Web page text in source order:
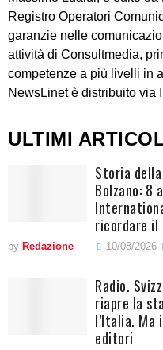
Registro Operatori
garanzie nelle
attività di Consultmedia,
competenze a più livelli in
NewsLinet è distribuito via
ULTIMI
Storia
Bolzano: 8
ricordare il
by Redazione 10/08/2026
Radio.
riapre la
l’Italia. Ma
editori